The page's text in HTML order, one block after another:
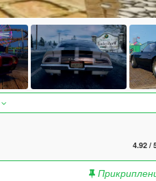
4.92 /